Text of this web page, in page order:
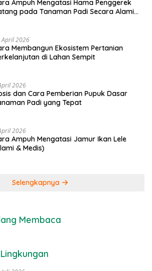
Ampuh Mengatasi Hama Penggerek
pada Tanaman Padi Secara Alami
April 2026
Membangun Ekosistem Pertanian
di Lahan Sempit
2026
dan Cara Pemberian Pupuk Dasar
Padi yang Tepat
2026
Ampuh Mengatasi Jamur Ikan Lele
& Medis)
Selengkapnya
Membaca